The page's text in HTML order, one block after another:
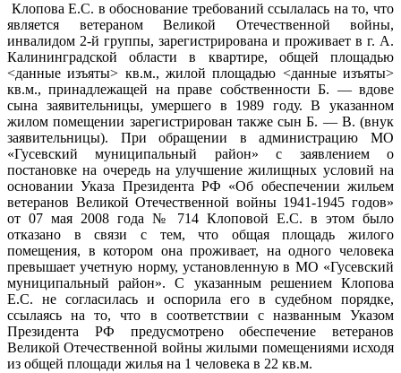
Клопова Е.С. в обоснование требований ссылалась на то, что
является ветераном Великой Отечественной войны,
инвалидом 2-й группы, зарегистрирована и проживает в г. А.
Калининградской области в квартире, общей площадью
<данные изъяты> кв.м., жилой площадью <данные изъяты>
кв.м., принадлежащей на праве собственности Б. — вдове
сына заявительницы, умершего в 1989 году. В указанном
жилом помещении зарегистрирован также сын Б. — В. (внук
заявительницы). При обращении в администрацию МО
«Гусевский муниципальный район» с заявлением о
постановке на очередь на улучшение жилищных условий на
основании Указа Президента РФ «Об обеспечении жильем
ветеранов Великой Отечественной войны 1941-1945 годов»
от 07 мая 2008 года № 714 Клоповой Е.С. в этом было
отказано в связи с тем, что общая площадь жилого
помещения, в котором она проживает, на одного человека
превышает учетную норму, установленную в МО «Гусевский
муниципальный район». С указанным решением Клопова
Е.С. не согласилась и оспорила его в судебном порядке,
ссылаясь на то, что в соответствии с названным Указом
Президента РФ предусмотрено обеспечение ветеранов
Великой Отечественной войны жилыми помещениями исходя
из общей площади жилья на 1 человека в 22 кв.м.